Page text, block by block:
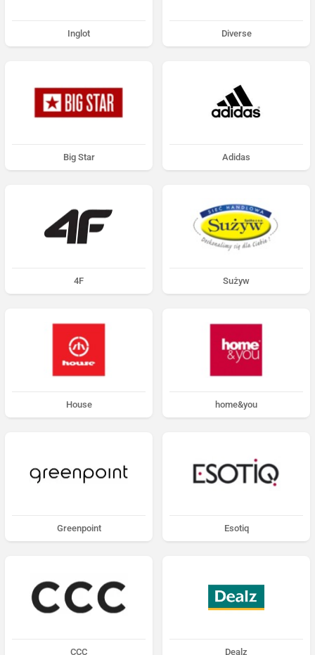
Inglot Diverse
Big Star Adidas
4F Sużyw
House home&you
Greenpoint Esotiq
CCC Dealz